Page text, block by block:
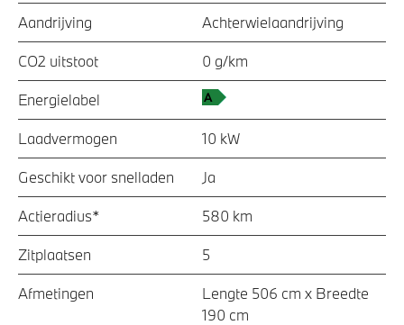
Aandrijving Achterwielaandrijving
CO2 uitstoot 0 g/km
Energielabel
Laadvermogen 10 kW
Geschikt voor snelladen Ja
Actieradius* 580 km
Zitplaatsen 5
Afmetingen
Lengte 506 cm x Breedte
190 cm